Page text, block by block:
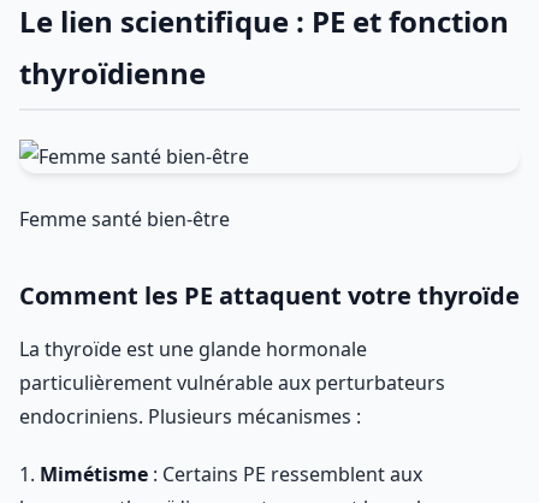
Le lien scientifique : PE et fonction
thyroïdienne
Femme santé bien-être
Comment les PE attaquent votre thyroïde
La thyroïde est une glande hormonale
particulièrement vulnérable aux perturbateurs
endocriniens. Plusieurs mécanismes :
1. Mimétisme : Certains PE ressemblent aux